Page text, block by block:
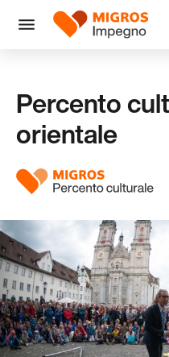
navigazione
Intestazione
Menu
Logo
Percento
orientale